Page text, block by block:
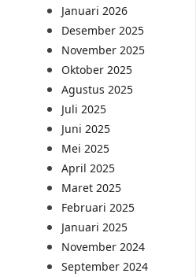
Januari 2026
Desember 2025
November 2025
Oktober 2025
Agustus 2025
Juli 2025
Juni 2025
Mei 2025
April 2025
Maret 2025
Februari 2025
Januari 2025
November 2024
September 2024